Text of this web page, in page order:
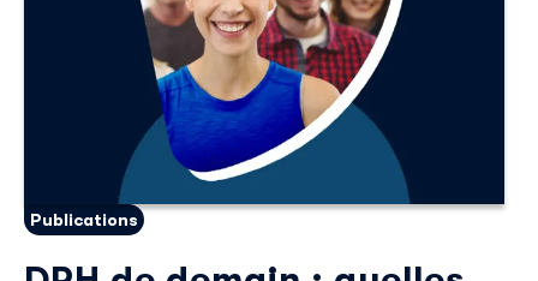
Publications